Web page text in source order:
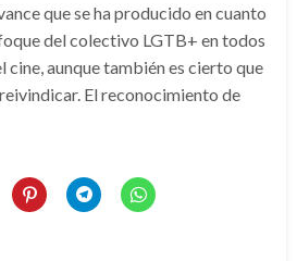
que se ha producido en cuanto
del colectivo LGTB+ en todos
cine, aunque también es cierto que
El reconocimiento de